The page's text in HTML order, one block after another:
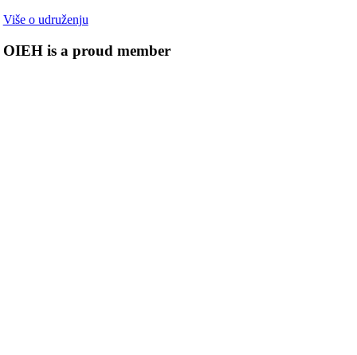
Više o udruženju
OIEH is a proud member